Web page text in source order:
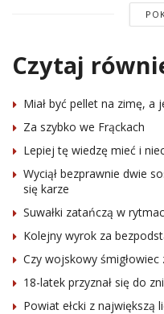
Czytaj
Miał być pellet na zimę, a
Za szybko we Frąckach
Lepiej tę wiedzę mieć i
Wyciął bezprawnie dwie
się karze
Suwałki zatańczą w
Kolejny wyrok za
Czy wojskowy śmigłowiec
18-latek przyznał się do
Powiat ełcki z największą